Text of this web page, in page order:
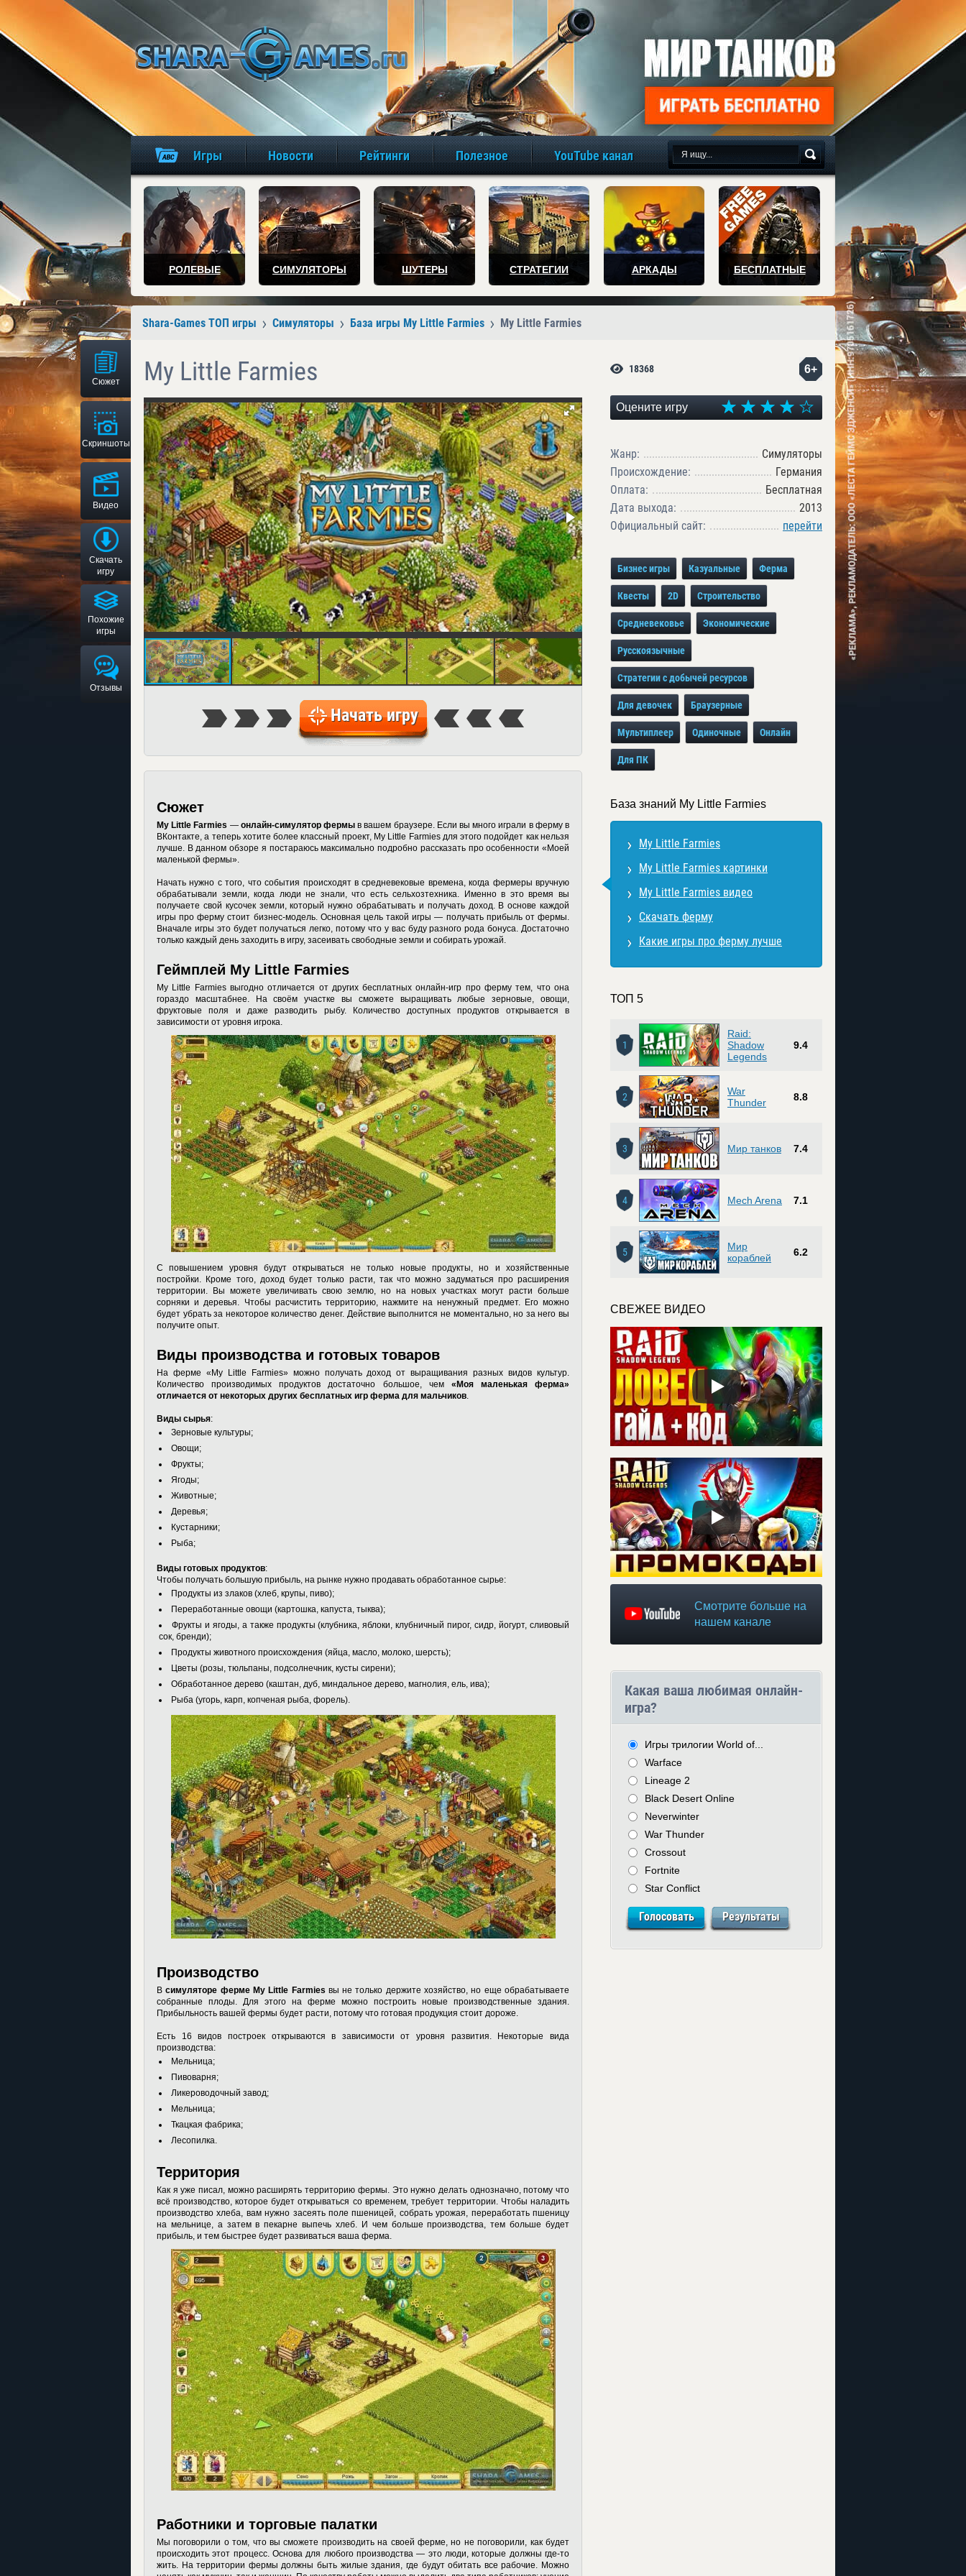
игры онлайн бесплатно
Игры Новости Рейтинги Полезное YouTube канал
РОЛЕВЫЕ СИМУЛЯТОРЫ ШУТЕРЫ СТРАТЕГИИ АРКАДЫ БЕСПЛАТНЫЕ
Shara-Games ТОП игры Симуляторы База игры My Little Farmies My Little Farmies
Сюжет
Скриншоты
Видео
Скачать
игру
Похожие
игры
Отзывы
My Little Farmies
Начать игру
Сюжет
My Little Farmies — онлайн-симулятор фермы в вашем браузере. Если вы много играли в ферму в
ВКонтакте, а теперь хотите более классный проект, My Little Farmies для этого подойдет как нельзя
лучше. В данном обзоре я постараюсь максимально подробно рассказать про особенности «Моей
маленькой фермы».
Начать нужно с того, что события происходят в средневековые времена, когда фермеры вручную
обрабатывали земли, когда люди не знали, что есть сельхозтехника. Именно в это время вы
получаете свой кусочек земли, который нужно обрабатывать и получать доход. В основе каждой
игры про ферму стоит бизнес-модель. Основная цель такой игры — получать прибыль от фермы.
Вначале игры это будет получаться легко, потому что у вас буду разного рода бонуса. Достаточно
только каждый день заходить в игру, засеивать свободные земли и собирать урожай.
Геймплей My Little Farmies
My Little Farmies выгодно отличается от других бесплатных онлайн-игр про ферму тем, что она
гораздо масштабнее. На своём участке вы сможете выращивать любые зерновые, овощи,
фруктовые поля и даже разводить рыбу. Количество доступных продуктов открывается в
зависимости от уровня игрока.
С повышением уровня будут открываться не только новые продукты, но и хозяйственные
постройки. Кроме того, доход будет только расти, так что можно задуматься про расширения
территории. Вы можете увеличивать свою землю, но на новых участках могут расти больше
сорняки и деревья. Чтобы расчистить территорию, нажмите на ненужный предмет. Его можно
будет убрать за некоторое количество денег. Действие выполнится не моментально, но за него вы
получите опыт.
Виды производства и готовых товаров
На ферме «My Little Farmies» можно получать доход от выращивания разных видов культур.
Количество производимых продуктов достаточно большое, чем «Моя маленькая ферма»
отличается от некоторых других бесплатных игр ферма для мальчиков.
Виды сырья:
Зерновые культуры;
Овощи;
Фрукты;
Ягоды;
Животные;
Деревья;
Кустарники;
Рыба;
Виды готовых продуктов:
Чтобы получать большую прибыль, на рынке нужно продавать обработанное сырье:
Продукты из злаков (хлеб, крупы, пиво);
Переработанные овощи (картошка, капуста, тыква);
Фрукты и ягоды, а также продукты (клубника, яблоки, клубничный пирог, сидр, йогурт, сливовый
сок, бренди);
Продукты животного происхождения (яйца, масло, молоко, шерсть);
Цветы (розы, тюльпаны, подсолнечник, кусты сирени);
Обработанное дерево (каштан, дуб, миндальное дерево, магнолия, ель, ива);
Рыба (угорь, карп, копченая рыба, форель).
Производство
Всимуляторе ферме My Little Farmies вы не только держите хозяйство, но еще обрабатываете
собранные плоды. Для этого на ферме можно построить новые производственные здания.
Прибыльность вашей фермы будет расти, потому что готовая продукция стоит дороже.
Есть 16 видов построек открываются в зависимости от уровня развития. Некоторые вида
производства:
Мельница;
Пивоварня;
Ликероводочный завод;
Мельница;
Ткацкая фабрика;
Лесопилка.
Территория
Как я уже писал, можно расширять территорию фермы. Это нужно делать однозначно, потому что
всё производство, которое будет открываться со временем, требует территории. Чтобы наладить
производство хлеба, вам нужно засеять поле пшеницей, собрать урожая, переработать пшеницу
на мельнице, а затем в пекарне выпечь хлеб. И чем больше производства, тем больше будет
прибыль, и тем быстрее будет развиваться ваша ферма.
Работники и торговые палатки
Мы поговорили о том, что вы сможете производить на своей ферме, но не поговорили, как будет
происходить этот процесс. Основа для любого производства — это люди, которые должны где-то
жить. На территории фермы должны быть жилые здания, где будут обитать все рабочие. Можно
6+
18368
Оцените игру
Жанр:
Симуляторы
Происхождение:
Германия
Оплата:
Бесплатная
Дата выхода:
2013
Официальный сайт:
перейти
Бизнес игры Казуальные Ферма
Квесты 2D Строительство
Средневековье Экономические
Русскоязычные
Стратегии с добычей ресурсов
Для девочек Браузерные
Мультиплеер Одиночные Онлайн
Для ПК
База знаний My Little Farmies
My Little Farmies
My Little Farmies картинки
My Little Farmies видео
Скачать ферму
Какие игры про ферму лучше
ТОП 5
1
Raid:
Shadow
Legends
9.4
2
War
Thunder
8.8
3 Мир танков 7.4
4 Mech Arena 7.1
5
Мир
кораблей
6.2
СВЕЖЕЕ ВИДЕО
Смотрите больше на
нашем канале
Какая ваша любимая онлайн-
игра?
Игры трилогии World of...
Warface
Lineage 2
Black Desert Online
Neverwinter
War Thunder
Crossout
Fortnite
Star Conflict